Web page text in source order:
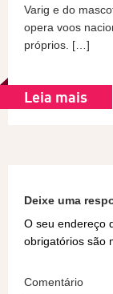
Varig e do
opera voos
próprios. […]
Leia mais
Deixe uma
O seu endereço
obrigatórios são
Comentário